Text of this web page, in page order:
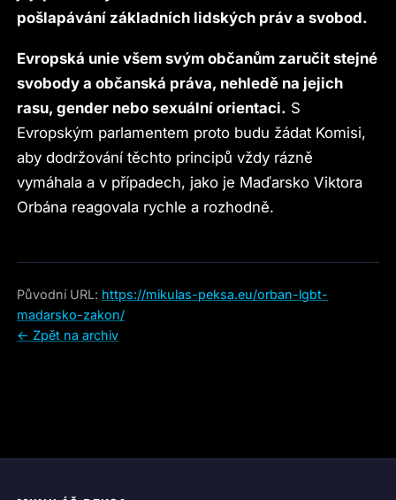
pošlapávání základních lidských práv a svobod.
Evropská unie všem svým občanům zaručit stejné
svobody a občanská práva, nehledě na jejich
rasu, gender nebo sexuální orientaci. S
Evropským parlamentem proto budu žádat Komisi,
aby dodržování těchto principů vždy rázně
vymáhala a v případech, jako je Maďarsko Viktora
Orbána reagovala rychle a rozhodně.
Původní URL: https://mikulas-peksa.eu/orban-lgbt-
madarsko-zakon/
← Zpět na archiv